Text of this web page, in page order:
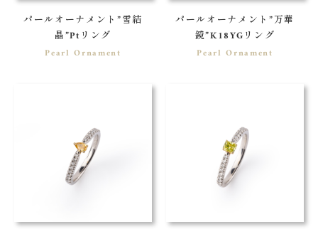
パールオーナメント”雪結
晶”Ptリング
Pearl Ornament
パールオーナメント”万華
鏡”K18YGリング
Pearl Ornament